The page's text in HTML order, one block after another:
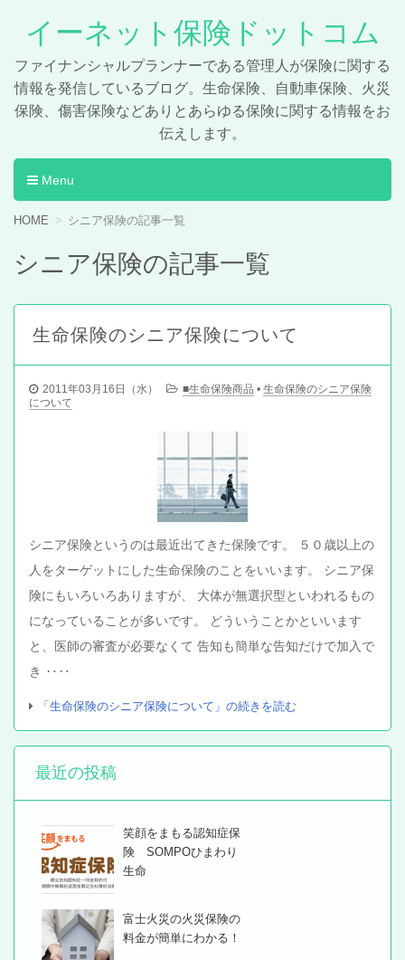
イーネット保険ドットコム
ファイナンシャルプランナーである管理人が保険に関する
情報を発信しているブログ。生命保険、自動車保険、火災
保険、傷害保険などありとあらゆる保険に関する情報をお
伝えします。
Menu
コンテンツへ移動
HOME シニア保険の記事一覧
シニア保険の記事一覧
生命保険のシニア保険について
2011年03月16日（水） ■生命保険商品 • 生命保険のシニア保険
について
シニア保険というのは最近出てきた保険です。 ５０歳以上の
人をターゲットにした生命保険のことをいいます。 シニア保
険にもいろいろありますが、 大体が無選択型といわれるもの
になっていることが多いです。 どういうことかといいます
と、医師の審査が必要なくて 告知も簡単な告知だけで加入で
き ‥‥
「生命保険のシニア保険について」の続きを読む
最近の投稿
笑顔をまもる認知症保
険 SOMPOひまわり
生命
富士火災の火災保険の
料金が簡単にわかる！